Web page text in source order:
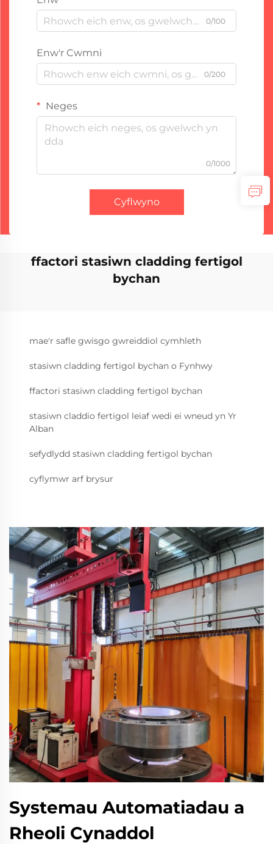
0/100
Enw'r Cwmni
0/200
Neges
0/1000
Cyflwyno
ffactori stasiwn cladding fertigol
bychan
mae'r safle gwisgo gwreiddiol cymhleth
stasiwn cladding fertigol bychan o Fynhwy
ffactori stasiwn cladding fertigol bychan
stasiwn claddio fertigol leiaf wedi ei wneud yn Yr
Alban
sefydlydd stasiwn cladding fertigol bychan
cyflymwr arf brysur
Systemau Automatiadau a
Rheoli Cynaddol